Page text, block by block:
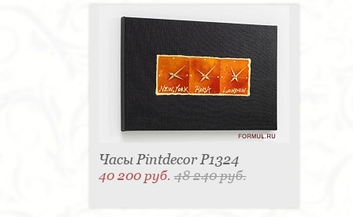
Часы Pintdecor P1324
40 200 руб.48 240 руб.